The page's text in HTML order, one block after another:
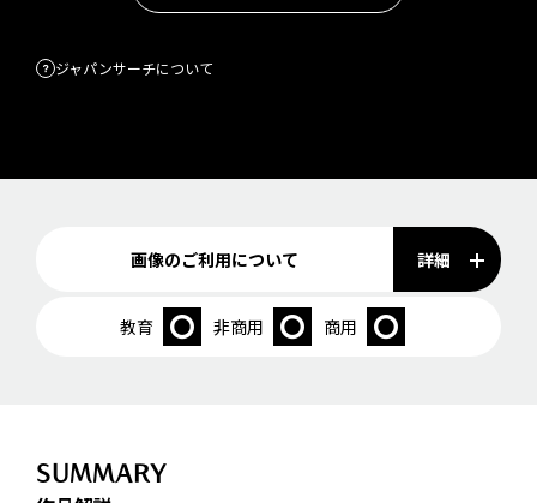
ジャパンサーチについて
画像のご利用について 詳細
教育 非商用 商用
SUMMARY